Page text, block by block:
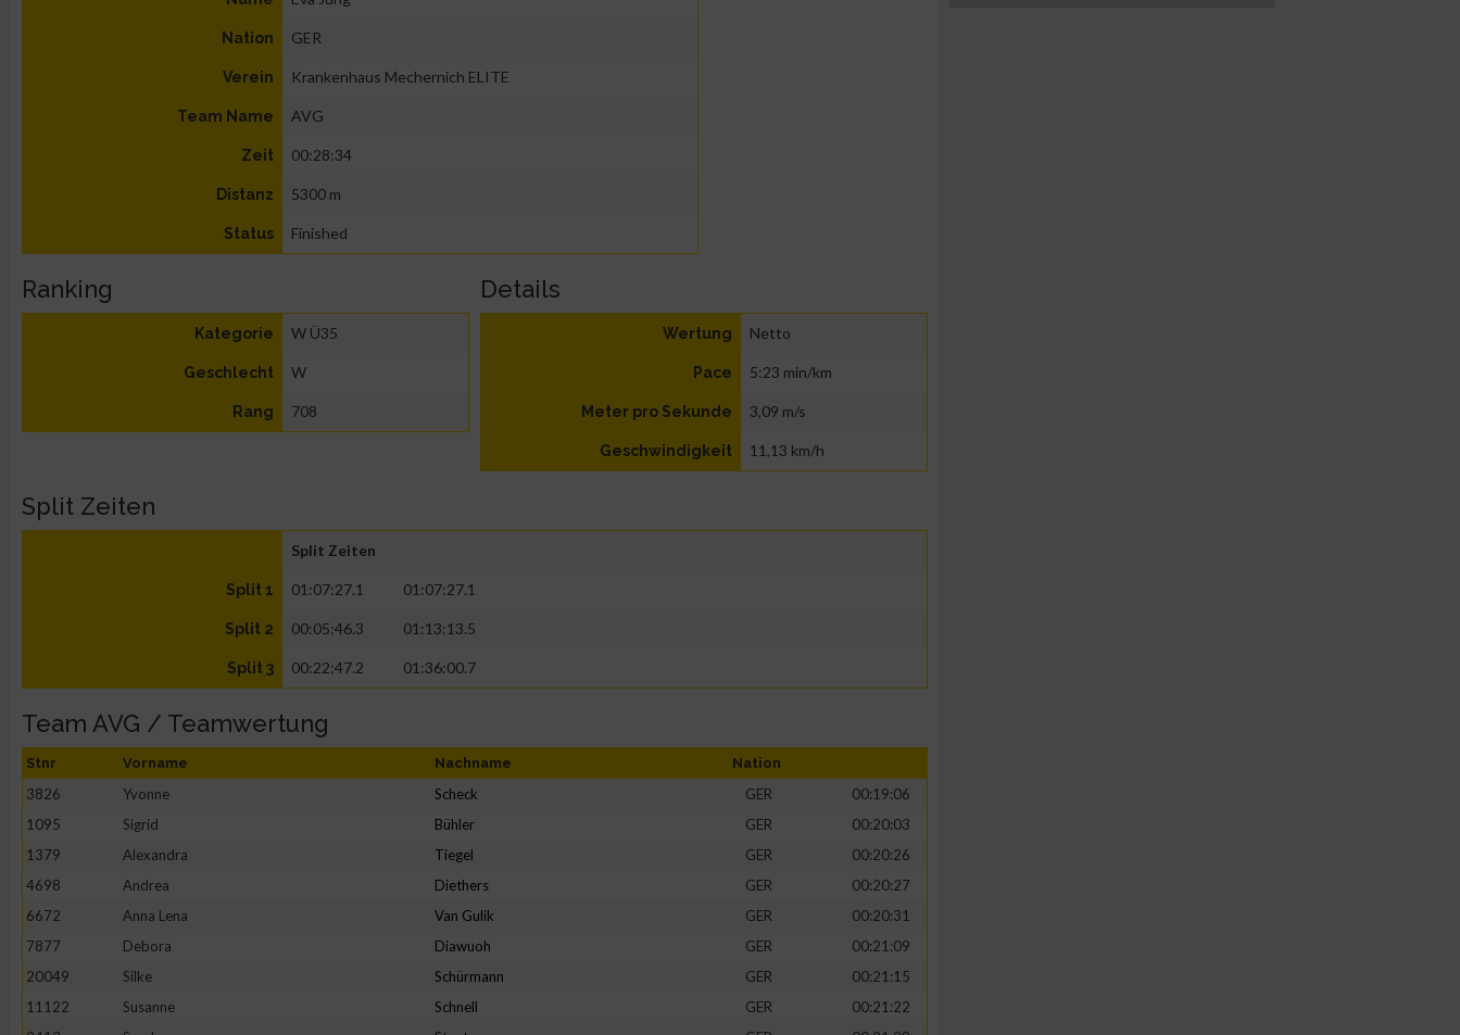
Nation GER
Verein Krankenhaus Mechernich ELITE
Team Name AVG
Zeit 00:28:34
Distanz 5300 m
Status Finished
Ranking
Kategorie W Ü35
Geschlecht W
Rang 708
Details
Wertung Netto
Pace 5:23 min/km
Meter pro Sekunde 3,09 m/s
Geschwindigkeit 11,13 km/h
Split Zeiten
Split Zeiten
Split 1 01:07:27.1 01:07:27.1
Split 2 00:05:46.3 01:13:13.5
Split 3 00:22:47.2 01:36:00.7
Team AVG / Teamwertung
Stnr Vorname Nachname Nation
3826 Yvonne Scheck GER
00:19:06
1095
Sigrid Bühler GER
00:20:03
1379
Alexandra Tiegel GER
00:20:26
4698
Andrea Diethers GER
00:20:27
6672
Anna Lena Van Gulik GER
00:20:31
7877
Debora Diawuoh GER
00:21:09
20049
Silke Schürmann GER
00:21:15
11122
Susanne Schnell GER
00:21:22